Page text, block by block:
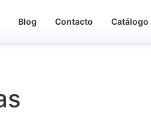
Blog Contacto Catálogo